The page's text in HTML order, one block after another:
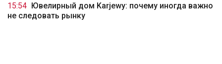
15:54 Ювелирный дом Karjewy: почему иногда важно
не следовать рынку